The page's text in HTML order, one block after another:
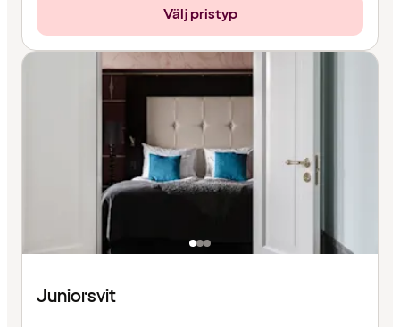
Välj pristyp
Juniorsvit